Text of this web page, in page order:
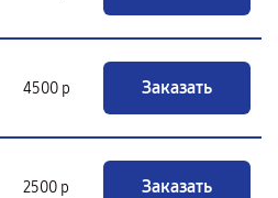
4500 р Заказать
2500 р Заказать